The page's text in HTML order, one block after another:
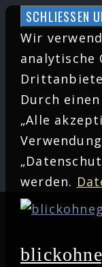
Zum
Inhalt
springen
Wir
analytische
Durch
„Alle
werden.